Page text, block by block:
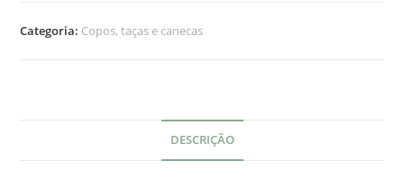
Categoria: Copos, taças e canecas
DESCRIÇÃO